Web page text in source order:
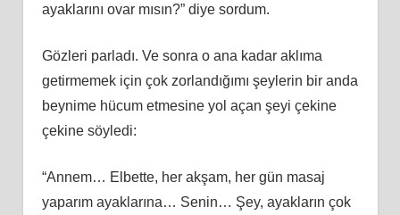
ayaklarını ovar mısın?” diye sordum.
Gözleri parladı. Ve sonra o ana kadar aklıma
getirmemek için çok zorlandığımı şeylerin bir anda
beynime hücum etmesine yol açan şeyi çekine
çekine söyledi:
“Annem… Elbette, her akşam, her gün masaj
yaparım ayaklarına… Senin… Şey, ayakların çok